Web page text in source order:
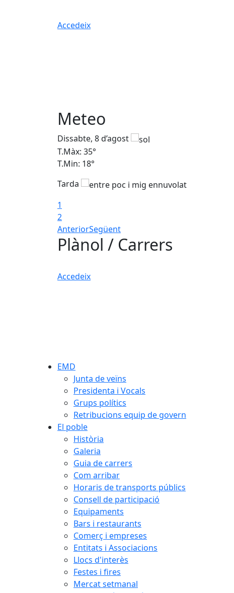
Accedeix
Meteo
Dissabte, 8 d’agost
T.Màx: 35°
T.Min: 18°
Tarda
1
2
AnteriorSegüent
Plànol / Carrers
Accedeix
EMD
Junta de veïns
Presidenta i Vocals
Grups polítics
Retribucions equip de govern
El poble
Història
Galeria
Guia de carrers
Com arribar
Horaris de transports públics
Consell de participació
Equipaments
Bars i restaurants
Comerç i empreses
Entitats i Associacions
Llocs d'interès
Festes i fires
Mercat setmanal